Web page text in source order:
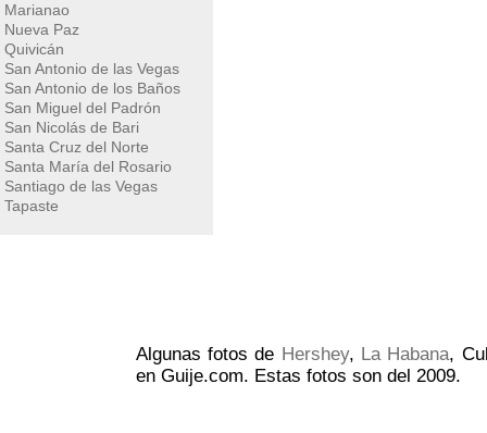
Marianao
Nueva Paz
Quivicán
San Antonio de las Vegas
San Antonio de los Baños
San Miguel del Padrón
San Nicolás de Bari
Santa Cruz del Norte
Santa María del Rosario
Santiago de las Vegas
Tapaste
Algunas fotos de Hershey, La Habana,
en Guije.com. Estas fotos son del 2009.